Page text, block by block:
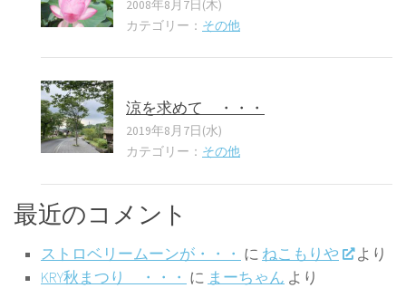
2008年8月7日(木)
カテゴリー： その他
涼を求めて ・・・
2019年8月7日(水)
カテゴリー： その他
最近のコメント
ストロベリームーンが・・・ に ねこもりや
より
KRY秋まつり ・・・ に まーちゃん より